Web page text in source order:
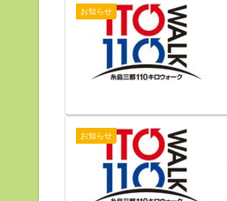
お知らせ
お知らせ